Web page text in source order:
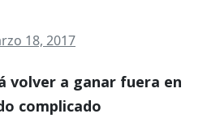
18, 2017
volver a ganar fuera en
complicado